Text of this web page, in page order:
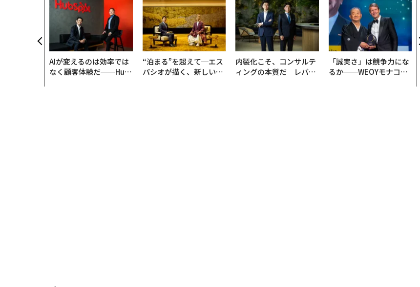
AIが変えるのは効率では
なく顧客体験だ──Hub
“泊まる”を超えて─エス
パシオが描く、新しい日
内製化こそ、コンサルテ
ィングの本質だ レバレ
「誠実さ」は競争力にな
るか──WEOYモナコで